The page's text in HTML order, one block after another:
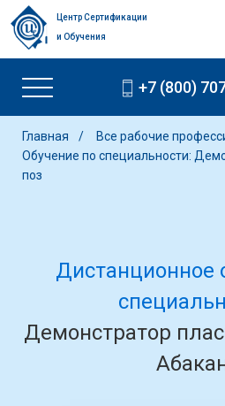
Центр Сертификации
и Обучения
+7 (800)
Главная
Все рабочие
Обучение по специальности:
поз
Дистанционное
Демонстратор